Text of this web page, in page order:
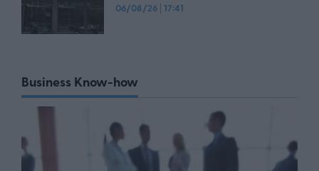
06/08/26 | 17:41
Business Know-how